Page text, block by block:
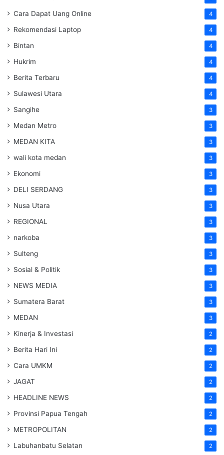
Cara Dapat Uang Online 4
Rekomendasi Laptop 4
Bintan 4
Hukrim 4
Berita Terbaru 4
Sulawesi Utara 4
Sangihe 3
Medan Metro 3
MEDAN KITA 3
wali kota medan 3
Ekonomi 3
DELI SERDANG 3
Nusa Utara 3
REGIONAL 3
narkoba 3
Sulteng 3
Sosial & Politik 3
NEWS MEDIA 3
Sumatera Barat 3
MEDAN 3
Kinerja & Investasi 2
Berita Hari Ini 2
Cara UMKM 2
JAGAT 2
HEADLINE NEWS 2
Provinsi Papua Tengah 2
METROPOLITAN 2
Labuhanbatu Selatan 2